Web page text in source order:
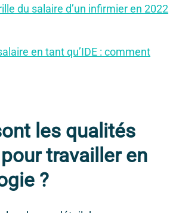
du salaire d’un infirmier en 2022
en tant qu’IDE : comment
les qualités
travailler en
?